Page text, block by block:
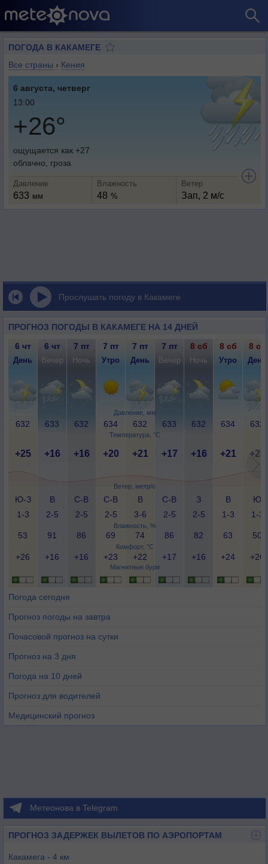
ПОГОДА В КАКАМЕГЕ
Все страны › Кения
6 августа, четверг
13:00
+26°
ощущается как +27
облачно, гроза
Давление
633 мм
Влажность
48 %
Ветер
Зап, 2 м/с
Прослушать погоду в Какамеге
ПРОГНОЗ ПОГОДЫ В КАКАМЕГЕ НА 14 ДНЕЙ
Давление, мм
Температура, °C
Ветер, метр/с
Влажность, %
Комфорт, °C
Магнитные бури
6 чт 6 чт 7 пт 7 пт 7 пт 7 пт 8 сб 8 сб 8 сб
День Вечер Ночь Утро День Вечер Ночь Утро День
632 633 632 634 632 633 632 634 632
+25 +16 +16 +20 +21 +17 +16 +21 +25
Ю-З
1-3
В
2-5
С-В
2-5
С-В
2-5
В
3-6
С-В
2-5
З
2-5
В
1-3
Ю
1-3
53 91 86 69 74 86 82 63 50
+26 +16 +16 +23 +22 +17 +16 +24 +26
Погода сегодня
Прогноз погоды на завтра
Почасовой прогноз на сутки
Прогноз на 3 дня
Погода на 10 дней
Прогноз для водителей
Медицинский прогноз
Метеонова в Telegram
ПРОГНОЗ ЗАДЕРЖЕК ВЫЛЕТОВ ПО АЭРОПОРТАМ
Какамега - 4 км